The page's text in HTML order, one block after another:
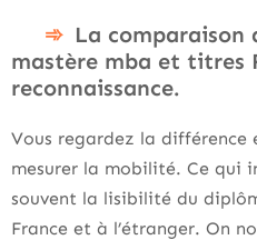
La comparaison
mastère mba et titres
reconnaissance.
Vous regardez la
mesurer la mobilité. Ce qui
souvent la lisibilité du
France et à l’étranger. On